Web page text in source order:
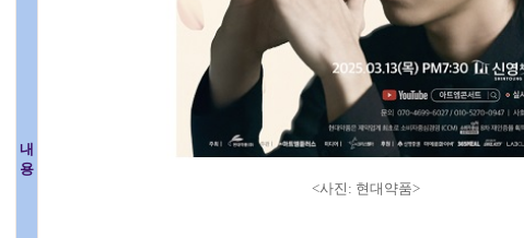
내
용
<사진: 현대약품>